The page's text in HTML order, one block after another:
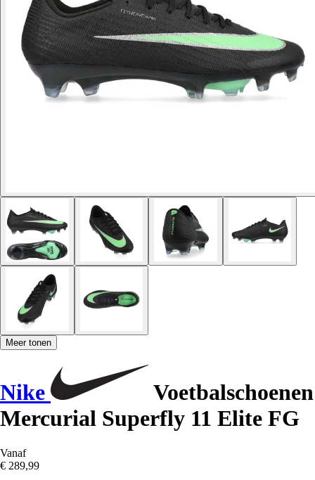
Meer tonen
Nike
Voetbalschoenen
Mercurial Superfly 11 Elite FG
Vanaf
€ 289,99